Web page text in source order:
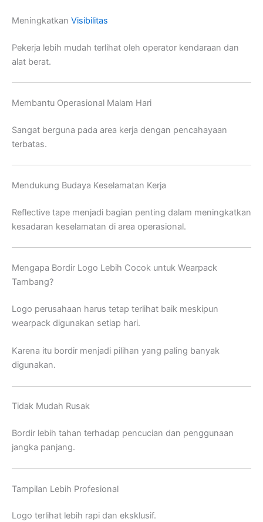
Meningkatkan Visibilitas
Pekerja lebih mudah terlihat oleh operator kendaraan dan
alat berat.
Membantu Operasional Malam Hari
Sangat berguna pada area kerja dengan pencahayaan
terbatas.
Mendukung Budaya Keselamatan Kerja
Reflective tape menjadi bagian penting dalam meningkatkan
kesadaran keselamatan di area operasional.
Mengapa Bordir Logo Lebih Cocok untuk Wearpack
Tambang?
Logo perusahaan harus tetap terlihat baik meskipun
wearpack digunakan setiap hari.
Karena itu bordir menjadi pilihan yang paling banyak
digunakan.
Tidak Mudah Rusak
Bordir lebih tahan terhadap pencucian dan penggunaan
jangka panjang.
Tampilan Lebih Profesional
Logo terlihat lebih rapi dan eksklusif.